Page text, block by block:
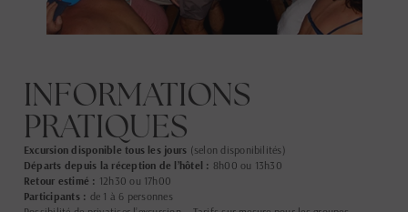
INFORMATIONS
PRATIQUES
Excursion disponible tous les jours (selon disponibilités)
Départs depuis la réception de l’hôtel : 8h00 ou 13h30
Retour estimé : 12h30 ou 17h00
Participants : de 1 à 6 personnes